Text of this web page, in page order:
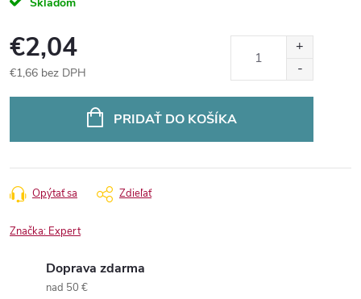
€2,04
€1,66 bez DPH
PRIDAŤ DO KOŠÍKA
Opýtať sa Zdieľať
Značka: Expert
Doprava zdarma
nad 50 €